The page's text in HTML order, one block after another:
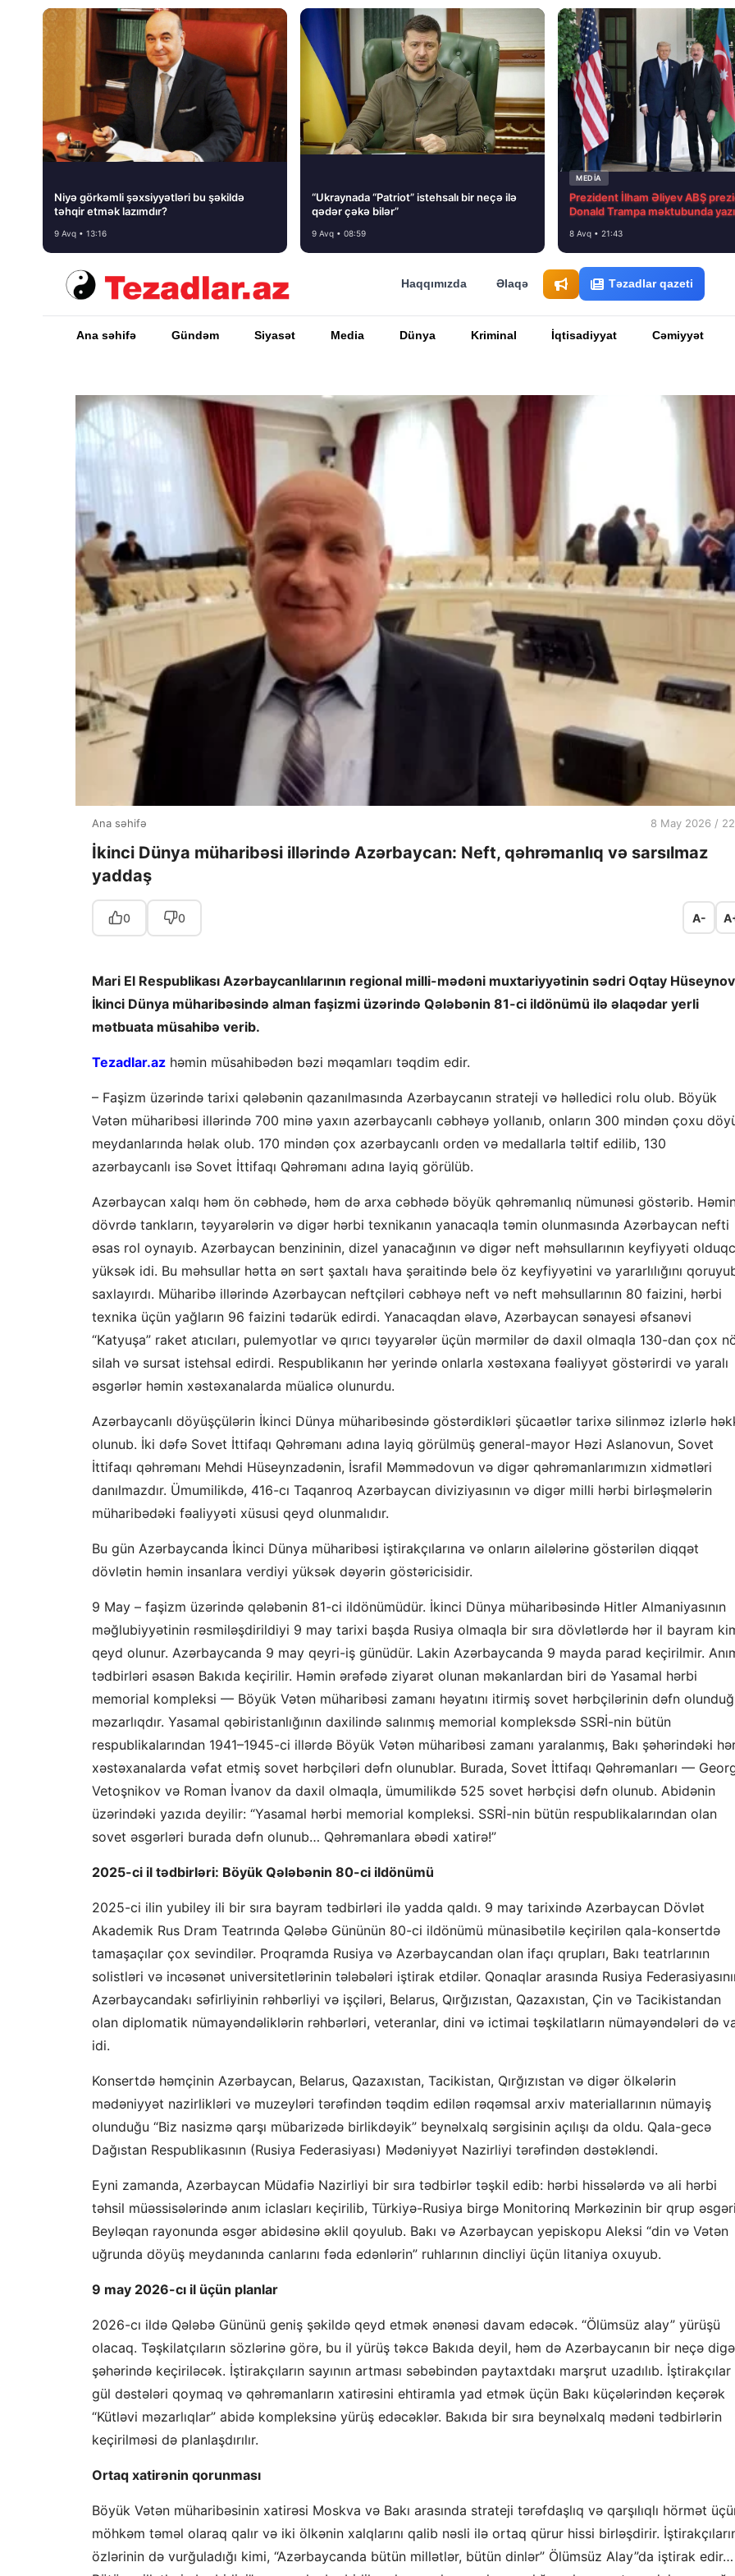
Niyə görkəmli şəxsiyyətləri bu şəkildə
təhqir etmək lazımdır?
9 Avq • 13:16
“Ukraynada “Patriot” istehsalı bir neçə ilə
qədər çəkə bilər”
9 Avq • 08:59
MEDİA
Prezident İlham Əliyev ABŞ
Donald Trampa məktubunda
8 Avq • 21:43
Haqqımızda Əlaqə Təzadlar qazeti
Ana səhifə Gündəm Siyasət Media Dünya Kriminal İqtisadiyyat Cəmiyyət
Ana səhifə 8 May 2026 /
İkinci Dünya müharibəsi illərində Azərbaycan: Neft, qəhrəmanlıq və sarsılmaz
yaddaş
0 0 A-
Mari El Respublikası Azərbaycanlılarının regional milli-mədəni muxtariyyətinin sədri Oqtay Hüseynov
İkinci Dünya müharibəsində alman faşizmi üzərində Qələbənin 81-ci ildönümü ilə əlaqədar yerli
mətbuata müsahibə verib.
Tezadlar.az həmin müsahibədən bəzi məqamları təqdim edir.
– Faşizm üzərində tarixi qələbənin qazanılmasında Azərbaycanın strateji və həlledici rolu olub. Böyük
Vətən müharibəsi illərində 700 minə yaxın azərbaycanlı cəbhəyə yollanıb, onların 300 mindən çoxu
meydanlarında həlak olub. 170 mindən çox azərbaycanlı orden və medallarla təltif edilib, 130
azərbaycanlı isə Sovet İttifaqı Qəhrəmanı adına layiq görülüb.
Azərbaycan xalqı həm ön cəbhədə, həm də arxa cəbhədə böyük qəhrəmanlıq nümunəsi göstərib.
dövrdə tankların, təyyarələrin və digər hərbi texnikanın yanacaqla təmin olunmasında Azərbaycan nefti
əsas rol oynayıb. Azərbaycan benzininin, dizel yanacağının və digər neft məhsullarının keyfiyyəti
yüksək idi. Bu məhsullar hətta ən sərt şaxtalı hava şəraitində belə öz keyfiyyətini və yararlılığını
saxlayırdı. Müharibə illərində Azərbaycan neftçiləri cəbhəyə neft və neft məhsullarının 80 faizini, hərbi
texnika üçün yağların 96 faizini tədarük edirdi. Yanacaqdan əlavə, Azərbaycan sənayesi əfsanəvi
“Katyuşa” raket atıcıları, pulemyotlar və qırıcı təyyarələr üçün mərmilər də daxil olmaqla 130-dan çox
silah və sursat istehsal edirdi. Respublikanın hər yerində onlarla xəstəxana fəaliyyət göstərirdi və yaralı
əsgərlər həmin xəstəxanalarda müalicə olunurdu.
Azərbaycanlı döyüşçülərin İkinci Dünya müharibəsində göstərdikləri şücaətlər tarixə silinməz izlərlə
olunub. İki dəfə Sovet İttifaqı Qəhrəmanı adına layiq görülmüş general-mayor Həzi Aslanovun, Sovet
İttifaqı qəhrəmanı Mehdi Hüseynzadənin, İsrafil Məmmədovun və digər qəhrəmanlarımızın xidmətləri
danılmazdır. Ümumilikdə, 416-cı Taqanroq Azərbaycan diviziyasının və digər milli hərbi birləşmələrin
müharibədəki fəaliyyəti xüsusi qeyd olunmalıdır.
Bu gün Azərbaycanda İkinci Dünya müharibəsi iştirakçılarına və onların ailələrinə göstərilən diqqət
dövlətin həmin insanlara verdiyi yüksək dəyərin göstəricisidir.
9 May – faşizm üzərində qələbənin 81-ci ildönümüdür. İkinci Dünya müharibəsində Hitler Almaniyasının
məğlubiyyətinin rəsmiləşdirildiyi 9 may tarixi başda Rusiya olmaqla bir sıra dövlətlərdə hər il bayram
qeyd olunur. Azərbaycanda 9 may qeyri-iş günüdür. Lakin Azərbaycanda 9 mayda parad keçirilmir.
tədbirləri əsasən Bakıda keçirilir. Həmin ərəfədə ziyarət olunan məkanlardan biri də Yasamal hərbi
memorial kompleksi — Böyük Vətən müharibəsi zamanı həyatını itirmiş sovet hərbçilərinin dəfn
məzarlıqdır. Yasamal qəbiristanlığının daxilində salınmış memorial kompleksdə SSRİ-nin bütün
respublikalarından 1941–1945-ci illərdə Böyük Vətən müharibəsi zamanı yaralanmış, Bakı şəhərindəki
xəstəxanalarda vəfat etmiş sovet hərbçiləri dəfn olunublar. Burada, Sovet İttifaqı Qəhrəmanları —
Vetoşnikov və Roman İvanov da daxil olmaqla, ümumilikdə 525 sovet hərbçisi dəfn olunub. Abidənin
üzərindəki yazıda deyilir: “Yasamal hərbi memorial kompleksi. SSRİ-nin bütün respublikalarından olan
sovet əsgərləri burada dəfn olunub… Qəhrəmanlara əbədi xatirə!”
2025-ci il tədbirləri: Böyük Qələbənin 80-ci ildönümü
2025-ci ilin yubiley ili bir sıra bayram tədbirləri ilə yadda qaldı. 9 may tarixində Azərbaycan Dövlət
Akademik Rus Dram Teatrında Qələbə Gününün 80-ci ildönümü münasibətilə keçirilən qala-konsertdə
tamaşaçılar çox sevindilər. Proqramda Rusiya və Azərbaycandan olan ifaçı qrupları, Bakı teatrlarının
solistləri və incəsənət universitetlərinin tələbələri iştirak etdilər. Qonaqlar arasında Rusiya
Azərbaycandakı səfirliyinin rəhbərliyi və işçiləri, Belarus, Qırğızıstan, Qazaxıstan, Çin və Tacikistandan
olan diplomatik nümayəndəliklərin rəhbərləri, veteranlar, dini və ictimai təşkilatların nümayəndələri də
idi.
Konsertdə həmçinin Azərbaycan, Belarus, Qazaxıstan, Tacikistan, Qırğızıstan və digər ölkələrin
mədəniyyət nazirlikləri və muzeyləri tərəfindən təqdim edilən rəqəmsal arxiv materiallarının nümayiş
olunduğu “Biz nasizmə qarşı mübarizədə birlikdəyik” beynəlxalq sərgisinin açılışı da oldu. Qala-gecə
Dağıstan Respublikasının (Rusiya Federasiyası) Mədəniyyət Nazirliyi tərəfindən dəstəkləndi.
Eyni zamanda, Azərbaycan Müdafiə Nazirliyi bir sıra tədbirlər təşkil edib: hərbi hissələrdə və ali hərbi
təhsil müəssisələrində anım iclasları keçirilib, Türkiyə-Rusiya birgə Monitorinq Mərkəzinin bir qrup əsgəri
Beyləqan rayonunda əsgər abidəsinə əklil qoyulub. Bakı və Azərbaycan yepiskopu Aleksi “din və Vətən
uğrunda döyüş meydanında canlarını fəda edənlərin” ruhlarının dincliyi üçün litaniya oxuyub.
9 may 2026-cı il üçün planlar
2026-cı ildə Qələbə Gününü geniş şəkildə qeyd etmək ənənəsi davam edəcək. “Ölümsüz alay” yürüşü
olacaq. Təşkilatçıların sözlərinə görə, bu il yürüş təkcə Bakıda deyil, həm də Azərbaycanın bir neçə
şəhərində keçiriləcək. İştirakçıların sayının artması səbəbindən paytaxtdakı marşrut uzadılıb. İştirakçılar
gül dəstələri qoymaq və qəhrəmanların xatirəsini ehtiramla yad etmək üçün Bakı küçələrindən keçərək
“Kütləvi məzarlıqlar” abidə kompleksinə yürüş edəcəklər. Bakıda bir sıra beynəlxalq mədəni tədbirlərin
keçirilməsi də planlaşdırılır.
Ortaq xatirənin qorunması
Böyük Vətən müharibəsinin xatirəsi Moskva və Bakı arasında strateji tərəfdaşlıq və qarşılıqlı hörmət
möhkəm təməl olaraq qalır və iki ölkənin xalqlarını qalib nəsli ilə ortaq qürur hissi birləşdirir.
özlərinin də vurğuladığı kimi, “Azərbaycanda bütün millətlər, bütün dinlər” Ölümsüz Alay”da iştirak edir…